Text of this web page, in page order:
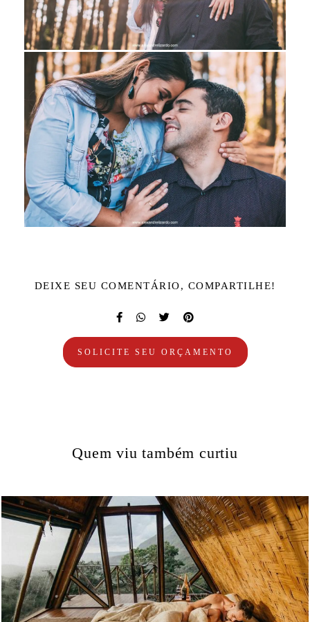
DEIXE SEU COMENTÁRIO, COMPARTILHE!
SOLICITE SEU ORÇAMENTO
Quem viu também curtiu